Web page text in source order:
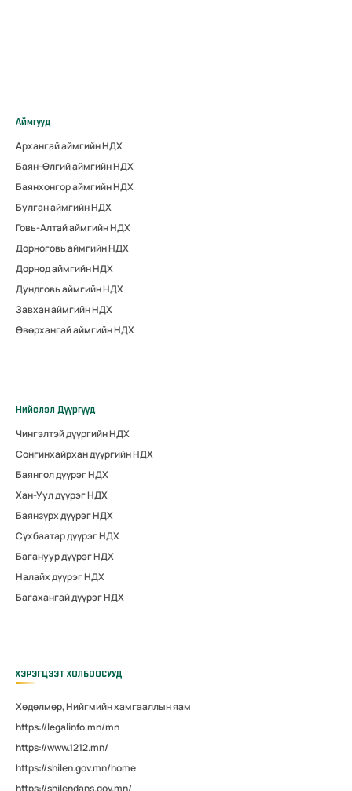
Аймгууд
Архангай аймгийн НДХ
Баян-Өлгий аймгийн НДХ
Баянхонгор аймгийн НДХ
Булган аймгийн НДХ
Говь-Алтай аймгийн НДХ
Дорноговь аймгийн НДХ
Дорнод аймгийн НДХ
Дундговь аймгийн НДХ
Завхан аймгийн НДХ
Өвөрхангай аймгийн НДХ
Нийслэл Дүүргүүд
Чингэлтэй дүүргийн НДХ
Сонгинхайрхан дүүргийн НДХ
Баянгол дүүрэг НДХ
Хан-Уул дүүрэг НДХ
Баянзүрх дүүрэг НДХ
Сүхбаатар дүүрэг НДХ
Багануур дүүрэг НДХ
Налайх дүүрэг НДХ
Багахангай дүүрэг НДХ
ХЭРЭГЦЭЭТ ХОЛБООСУУД
Хөдөлмөр, Нийгмийн хамгааллын яам
https://legalinfo.mn/mn
https://www.1212.mn/
https://shilen.gov.mn/home